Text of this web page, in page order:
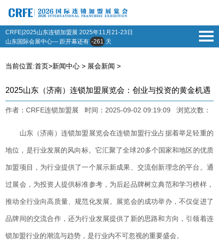
CRFE|2025山东连锁加盟展2025年11月21-23日
山东国际会展中心— 距开幕还有 -261 天
当前位置:首页>新闻中心 > 展会新闻 >
2025山东（济南）连锁加盟展览会：创业与投资的黄金机遇
作者：CRFE连锁加盟展 时间：2025-09-02 09:19:09 浏览次数：
山东（济南）连锁加盟展览会在连锁加盟行业占据着举足轻重的
地位，是行业发展的风向标。它汇聚了全球20多个国家和地区的优质
加盟项目，为行业提供了一个展示新成果、交流创新理念的平台。通
过展会，为投资人提供标准参考，为后起品牌树立典范和学习榜样，
推动全行业向高质量、规范化发展。展览会的成功举办，不仅促进了
品牌间的交流合作，还为行业发展提供了新的思路和方向，引领着连
锁加盟行业的潮流与趋势，是行业内不可忽视的重要盛会。